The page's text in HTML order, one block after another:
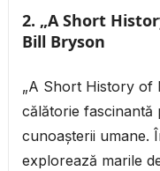
2. „A Short
Bill Bryson
„A Short History of
călătorie fascinantă
cunoașterii umane.
explorează marile